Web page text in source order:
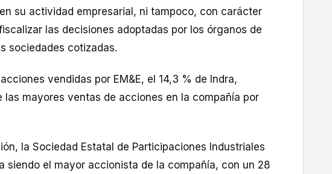
su actividad empresarial, ni tampoco, con carácter
las decisiones adoptadas por los órganos de
sociedades cotizadas.
vendidas por EM&E, el 14,3 % de Indra,
las mayores ventas de acciones en la compañía por
la Sociedad Estatal de Participaciones Industriales
siendo el mayor accionista de la compañía, con un 28